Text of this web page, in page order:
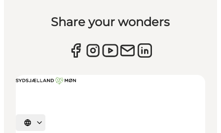
Share your wonders
Sprache auswählen